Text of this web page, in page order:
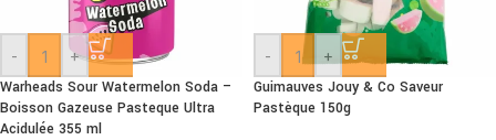
- +
Warheads Sour Watermelon Soda –
Boisson Gazeuse Pasteque Ultra
Acidulée 355 ml
- +
Guimauves Jouy & Co Saveur
Pastèque 150g